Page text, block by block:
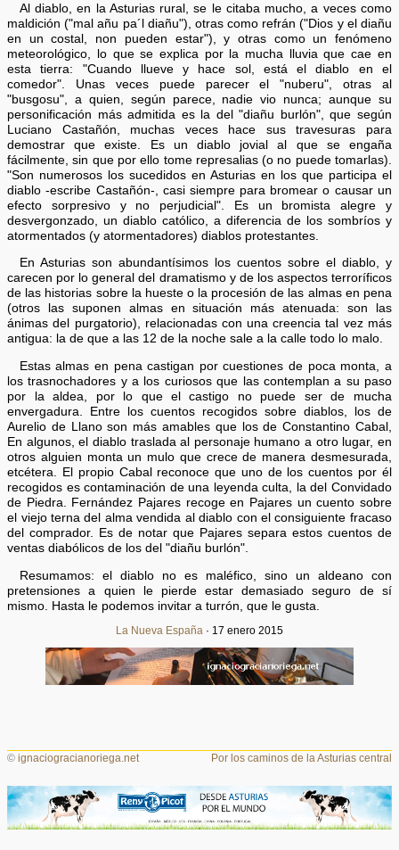
Al diablo, en la Asturias rural, se le citaba mucho, a veces como
maldición ("mal añu pa´l diañu"), otras como refrán ("Dios y el diañu
en un costal, non pueden estar"), y otras como un fenómeno
meteorológico, lo que se explica por la mucha lluvia que cae en
esta tierra: "Cuando llueve y hace sol, está el diablo en el
comedor". Unas veces puede parecer el "nuberu", otras al
"busgosu", a quien, según parece, nadie vio nunca; aunque su
personificación más admitida es la del "diañu burlón", que según
Luciano Castañón, muchas veces hace sus travesuras para
demostrar que existe. Es un diablo jovial al que se engaña
fácilmente, sin que por ello tome represalias (o no puede tomarlas).
"Son numerosos los sucedidos en Asturias en los que participa el
diablo -escribe Castañón-, casi siempre para bromear o causar un
efecto sorpresivo y no perjudicial". Es un bromista alegre y
desvergonzado, un diablo católico, a diferencia de los sombríos y
atormentados (y atormentadores) diablos protestantes.
En Asturias son abundantísimos los cuentos sobre el diablo, y
carecen por lo general del dramatismo y de los aspectos terroríficos
de las historias sobre la hueste o la procesión de las almas en pena
(otros las suponen almas en situación más atenuada: son las
ánimas del purgatorio), relacionadas con una creencia tal vez más
antigua: la de que a las 12 de la noche sale a la calle todo lo malo.
Estas almas en pena castigan por cuestiones de poca monta, a
los trasnochadores y a los curiosos que las contemplan a su paso
por la aldea, por lo que el castigo no puede ser de mucha
envergadura. Entre los cuentos recogidos sobre diablos, los de
Aurelio de Llano son más amables que los de Constantino Cabal,
En algunos, el diablo traslada al personaje humano a otro lugar, en
otros alguien monta un mulo que crece de manera desmesurada,
etcétera. El propio Cabal reconoce que uno de los cuentos por él
recogidos es contaminación de una leyenda culta, la del Convidado
de Piedra. Fernández Pajares recoge en Pajares un cuento sobre
el viejo terna del alma vendida al diablo con el consiguiente fracaso
del comprador. Es de notar que Pajares separa estos cuentos de
ventas diabólicos de los del "diañu burlón".
Resumamos: el diablo no es maléfico, sino un aldeano con
pretensiones a quien le pierde estar demasiado seguro de sí
mismo. Hasta le podemos invitar a turrón, que le gusta.
La Nueva España · 17 enero 2015
©ignaciogracianoriega.net Por los caminos de la Asturias central